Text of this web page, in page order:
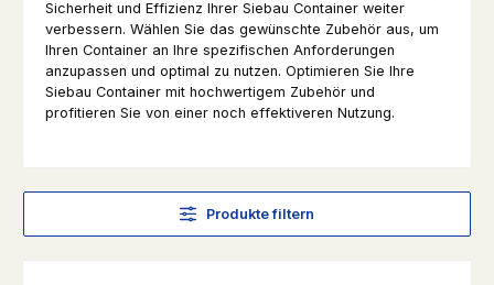
Sicherheit und Effizienz Ihrer Siebau Container weiter
verbessern. Wählen Sie das gewünschte Zubehör aus, um
Ihren Container an Ihre spezifischen Anforderungen
anzupassen und optimal zu nutzen. Optimieren Sie Ihre
Siebau Container mit hochwertigem Zubehör und
profitieren Sie von einer noch effektiveren Nutzung.
Produkte filtern